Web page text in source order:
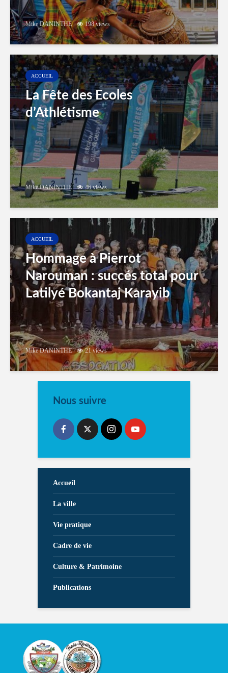
Mike DANINTHE 198 views
ACCUEIL
La Fête des Ecoles
d’Athlétisme
Mike DANINTHE 46 views
ACCUEIL
Hommage à Pierrot
Narouman : succés total pour
Latilyé Bokantaj Karayib
Mike DANINTHE 21 views
Nous suivre
Accueil
La ville
Vie pratique
Cadre de vie
Culture & Patrimoine
Publications